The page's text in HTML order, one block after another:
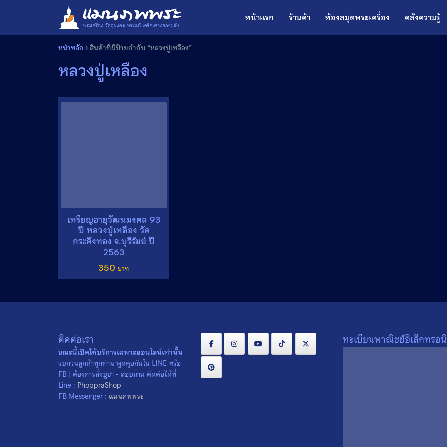
หน้าแรก ร้านค้า ห้องสมุดพระเครื่อง คลังความรู้
หน้าหลัก ›สินค้าที่มีป้ายกำกับ “หลวงปู่เหลือง”
หลวงปู่เหลือง
เหรียญอายุวัฒนมงคล 93
ปี หลวงปู่เหลือง วัด
กระดึงทอง จ.บุรีรัมย์ ปี
2563
350
ติดต่อเรา
ขณะนี้เปิดให้บริการเฉพาะออนไลน์เท่านั้น
รบกวนลูกค้าทุกท่าน พูดคุยกันใน LINE หรือ
FB | ต้องการสั่งบูชา - สอบถาม ติดต่อได้ที่
Line : PhoppraShop
FB Messenger : แมนภพพระ
ทะเบียนพาณิชย์อิเล็กทรอ